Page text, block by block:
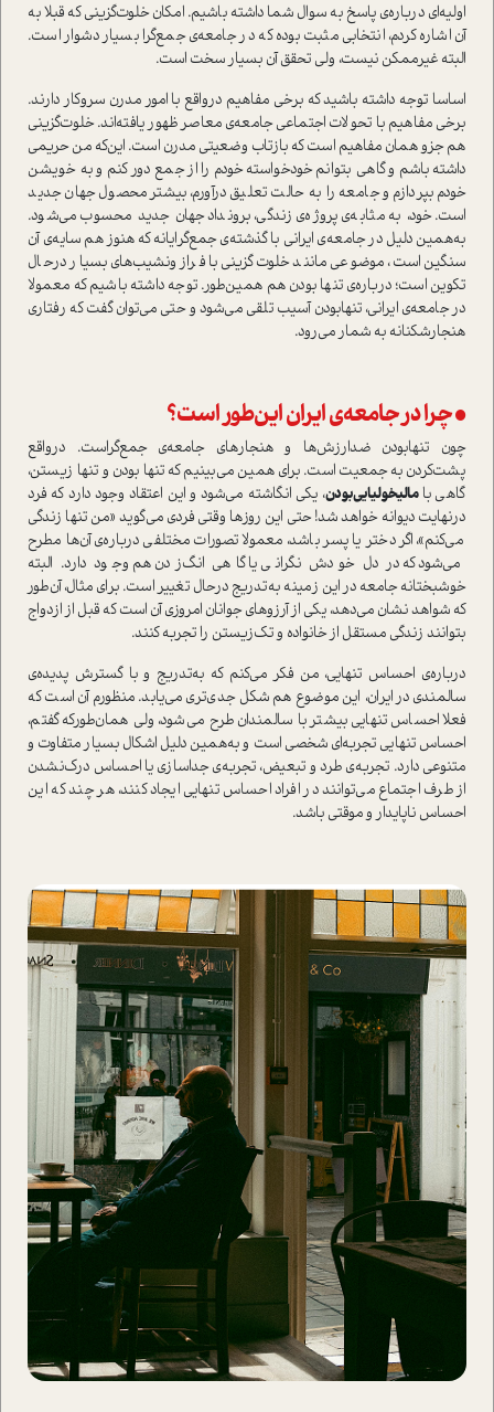
اولیه‌ای درباره‌ی پاسخ به سوال شما داشته باشیم. امکان خلوت‌گزینی که قبلا به
آن اشاره کردم، انتخابی مثبت بوده که در جامعه‌ی جمع‌گرا بسیار دشوار ا‌ست.
البته غیرممکن نیست، ولی تحقق آن بسیار سخت ا‌ست.
اساسا توجه داشته باشید که برخی مفاهیم در‌واقع با امور مدرن سروکار دارند.
برخی مفاهیم با تحولات اجتماعی جامعه‌ی معاصر ظهور یافته‌اند. خلوت‌گزینی
هم جزو همان مفاهیم ا‌ست که بازتاب وضعیتی مدرن ا‌ست. این‌که من حریمی
داشته باشم و گاهی بتوانم خودخوا‌سته خودم را از جمع دور کنم و به خویشن
خودم بپردازم و جامعه را به حالت تعلیق درآورم، بیشتر محصول جهان جدید
ا‌ست. خود، به مثابه‌ی پروژه‌ی زندگی‌، برونداد جهان جدید محسوب می‌شود.
به‌همین دلیل در جامعه‌ی ایرانی با گذشته‌ی جمع‌گرایانه که هنوز هم سایه‌ی آن
سنگین ا‌ست، موضوعی مانند خلوت‌گزینی با فراز‌و‌نشیب‌های بسیار در‌حال
تکوین ا‌ست؛ درباره‌ی تنها بودن هم همین‌طور. توجه داشته باشیم که معمولا
در جامعه‌ی ایرانی، تنها‌بودن آسیب تلقی می‌شود و حتی می‌توان گفت که رفتاری
هنجارشکنانه به شمار می‌رود.
• چرا در جامعه‌ی ایران این‌طور ا‌ست؟
چون تنها‌بودن ضد‌ارزش‌ها و هنجارهای جامعه‌ی جمع‌گرا‌ست. در‌واقع
پشت‌کردن به جمعیت ا‌ست. برای همین می‌بینیم که تنها بودن و تنها زیستن،
گاهی بامالیخولیایی‌بودن، یکی انگاشته می‌شود و این اعتقاد وجود دارد که فرد
در‌نهایت دیوانه خواهد شد! حتی این روزها وقتی فردی می‌گوید «من تنها زندگی
می‌کنم»، اگر دختر یا پسر باشد، معمولا تصورات مختلفی درباره‌ی آن‌ها مطرح
می‌شود که در دل خودش نگرانی یا گاهی انگ‌زدن هم وجود دارد. البته
خوشبختانه جامعه در این زمینه به‌تدریج در‌حال تغییر ا‌ست. برای مثال، آن‌طور
که شواهد نشان می‌دهد، یکی از آرزوهای جوانان امروزی آن ا‌ست که قبل از ازدواج
بتوانند زندگی مستقل از خانواده و تک‌زیستن را تجربه کنند.
درباره‌ی احساس تنهایی، من فکر می‌کنم که به‌تدریج و با گسترش پدیده‌ی
سالمندی در ایران، این موضوع هم شکل جدی‌تری می‌یابد. منظورم آن ا‌ست که
فعلا احساس تنهایی بیشتر با سالمندان طرح می‌شود، ولی همان‌طور‌که گفتم،
احساس تنهایی تجربه‌ای شخصی ا‌ست و به‌همین دلیل اشکال بسیار متفاوت و
متنوعی دارد. تجربه‌ی طرد و تبعیض، تجربه‌ی جداسازی یا احساس درک‌نشدن
از طرف اجتماع می‌توانند در افراد احساس تنهایی ایجاد کنند، هر چند که این
احساس ناپایدار و موقتی باشد.